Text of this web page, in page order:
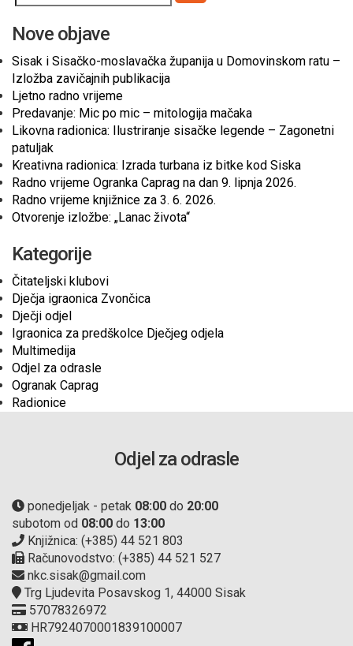
Nove objave
Sisak i Sisačko-moslavačka županija u Domovinskom ratu –
Izložba zavičajnih publikacija
Ljetno radno vrijeme
Predavanje: Mic po mic – mitologija mačaka
Likovna radionica: Ilustriranje sisačke legende – Zagonetni
patuljak
Kreativna radionica: Izrada turbana iz bitke kod Siska
Radno vrijeme Ogranka Caprag na dan 9. lipnja 2026.
Radno vrijeme knjižnice za 3. 6. 2026.
Otvorenje izložbe: „Lanac života“
Kategorije
Čitateljski klubovi
Dječja igraonica Zvončica
Dječji odjel
Igraonica za predškolce Dječjeg odjela
Multimedija
Odjel za odrasle
Ogranak Caprag
Radionice
Odjel za odrasle
ponedjeljak - petak 08:00 do 20:00
subotom od 08:00 do 13:00
Knjižnica: (+385) 44 521 803
Računovodstvo: (+385) 44 521 527
nkc.sisak@gmail.com
Trg Ljudevita Posavskog 1, 44000 Sisak
57078326972
HR7924070001839100007